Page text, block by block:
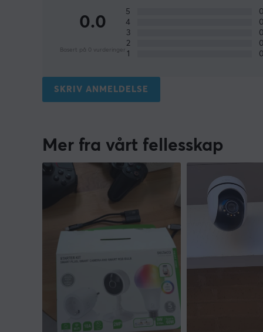
0.0
Basert på 0 vurderinger
5
4
3
2
1
SKRIV ANMELDELSE
Mer fra vårt fellesskap